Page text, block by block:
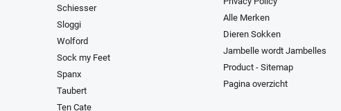
Schiesser
Sloggi
Wolford
Sock my Feet
Spanx
Taubert
Ten Cate
Alle Merken
Dieren Sokken
Jambelle wordt Jambelles
Product - Sitemap
Pagina overzicht